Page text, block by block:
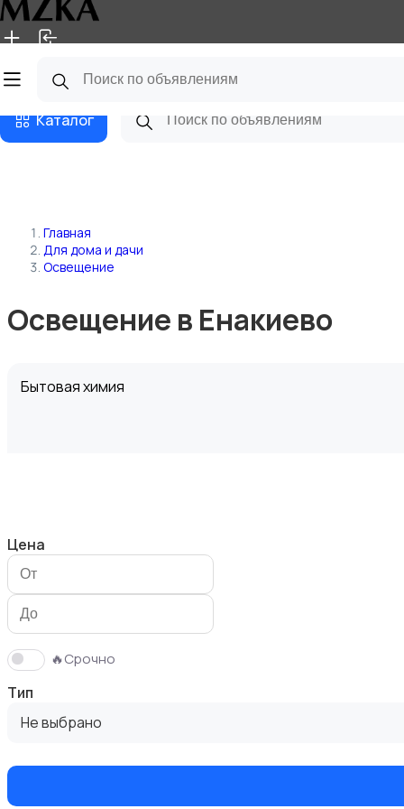
Главная Магазины
Каталог
Главная
Для дома и дачи
Освещение
Освещение в Енакиево
Бытовая химия
Кровати и матрасы
Цена
🔥Срочно
Тип
Не выбрано